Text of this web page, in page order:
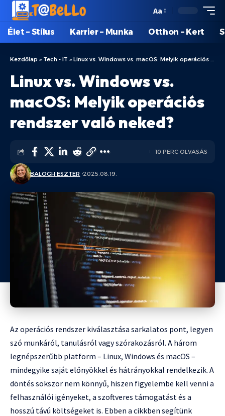
Aa
Élet – Stílus Karrier – Munka Otthon – Kert
Kezdőlap » Tech - IT » Linux vs. Windows vs. macOS: Melyik operációs rendszer való neked?
Linux vs. Windows vs.
macOS: Melyik operációs
rendszer való neked?
BALOGH ESZTER 2025.08.19.
10 PERC OLVASÁS
Az operációs rendszer kiválasztása sarkalatos pont, legyen
szó munkáról, tanulásról vagy szórakozásról. A három
legnépszerűbb platform – Linux, Windows és macOS –
mindegyike saját előnyökkel és hátrányokkal rendelkezik. A
döntés sokszor nem könnyű, hiszen figyelembe kell venni a
felhasználói igényeket, a szoftveres támogatást és a
hosszú távú költségeket is. Ebben a cikkben segítünk